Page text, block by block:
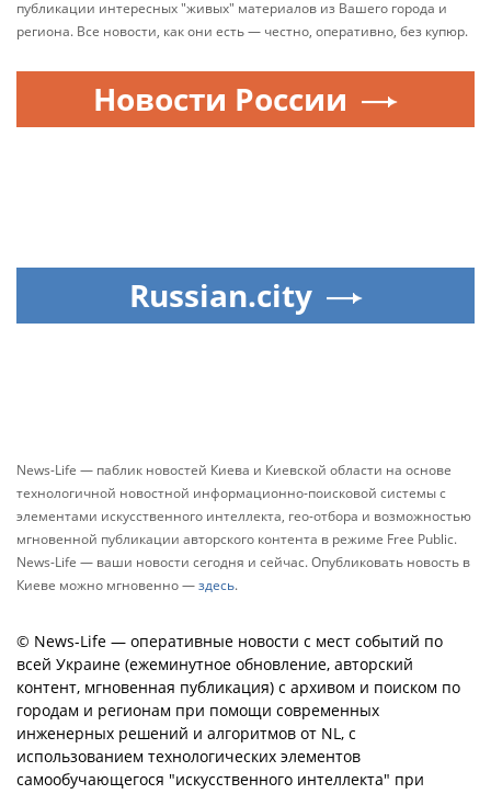
публикации интересных "живых" материалов из Вашего города и
региона. Все новости, как они есть — честно, оперативно, без купюр.
Новости России
Russian.city
News-Life — паблик новостей Киева и Киевской области на основе
технологичной новостной информационно-поисковой системы с
элементами искусственного интеллекта, гео-отбора и возможностью
мгновенной публикации авторского контента в режиме Free Public.
News-Life — ваши новости сегодня и сейчас. Опубликовать новость в
Киеве можно мгновенно —здесь.
© News-Life — оперативные новости с мест событий по
всей Украине (ежеминутное обновление, авторский
контент, мгновенная публикация) с архивом и поиском по
городам и регионам при помощи современных
инженерных решений и алгоритмов от NL, с
использованием технологических элементов
самообучающегося "искусственного интеллекта" при